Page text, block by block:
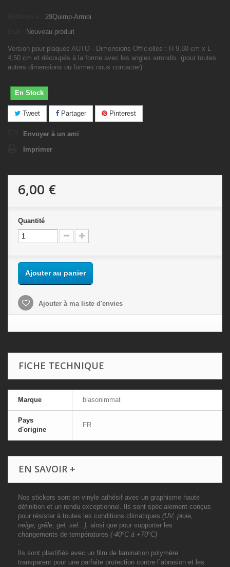
29Quimp-Armoi
Nouveau produit
Version pour plaques AUTO - Dimensions Officielles : H 9,80 cm x L
4,50 cm et découpés à la forme avec les angles arrondis. (pour toutes
autres dimensions ou formes nous contacter)
En Stock
Tweet Partager Pinterest
Envoyer à un ami
Imprimer
6,00 €
Quantité
Ajouter au panier
Ajouter à ma liste d'envies
FICHE TECHNIQUE
Marque blasonimmat
Pays
d'origine
FR
EN SAVOIR +
Nos stickers sont en vinyle adhésif avec un graphisme haute
définition et un rendu exceptionnel. Ils sont spécialement conçus
pour résister à toutes les conditions climatiques (UV, pluie,
neige, grêle, gel, sel...), ainsi que pour supporter les
changements de températures (-40°C à +70°C)
-
Ils sont plastifiés avec un film de lamination polymère
transparent pour une parfaite protection contre l`abrasion et les